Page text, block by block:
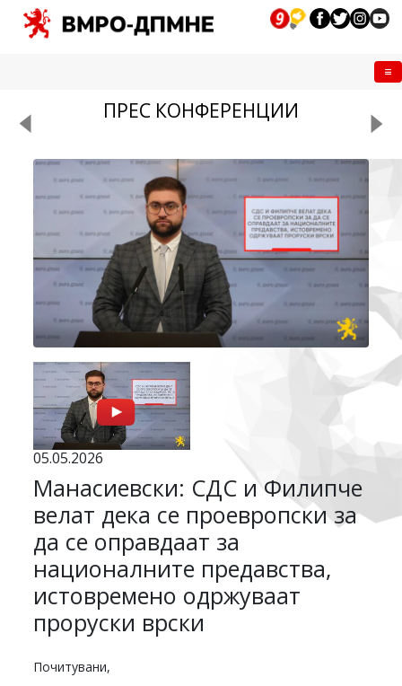
ПРЕС КОНФЕРЕНЦИИ
05.05.2026
Манасиевски: СДС и Филипче
велат дека се проевропски за
да се оправдаат за
националните предавства,
истовремено одржуваат
проруски врски
Почитувани,